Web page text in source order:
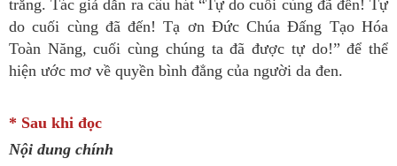
trắng. Tác giả dẫn ra câu hát “Tự do cuối cùng đã đến! Tự
do cuối cùng đã đến! Tạ ơn Đức Chúa Đấng Tạo Hóa
Toàn Năng, cuối cùng chúng ta đã được tự do!” để thể
hiện ước mơ về quyền bình đẳng của người da đen.
* Sau khi đọc
Nội dung chính